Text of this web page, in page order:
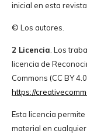
inicial en esta
© Los autores.
2 Licencia. Los
licencia de
Commons (CC BY
https://
Esta licencia
material en